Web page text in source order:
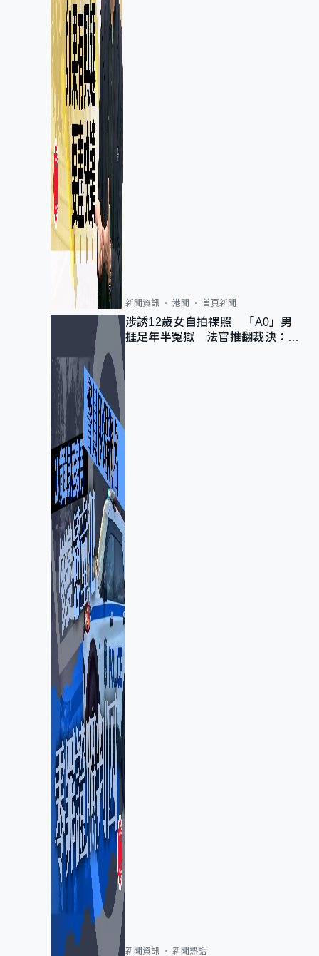
新聞資訊 港聞 首頁新聞
涉誘12歲女自拍祼照 「A0」男
捱足年半冤獄 法官推翻裁決：抄
新聞資訊 新聞熱話